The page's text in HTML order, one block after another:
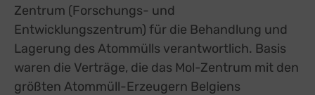
Zentrum (Forschungs- und
Entwicklungszentrum) für die Behandlung und
Lagerung des Atommülls verantwortlich. Basis
waren die Verträge, die das Mol-Zentrum mit den
größten Atommüll-Erzeugern Belgiens